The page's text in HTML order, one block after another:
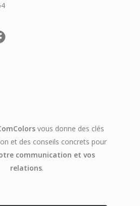
vous donne des clés
et des conseils concrets pour
communication et vos
relations.